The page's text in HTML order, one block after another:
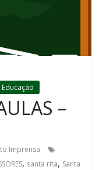
Educação
–
Imprensa
, santa rita, Santa